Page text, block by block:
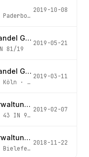
Paderborn
2019-10-08
Huth & Stammel Getränkegroßhandel GmbH
81/19
2019-05-21
Huth & Stammel Getränkegroßhandel GmbH
Köln · Az.
2019-03-11
Andreas Wessels Vermögensverwaltungs UG (haftungsbeschränkt) & Co. KG
43 IN 904/18
2019-02-07
Andreas Wessels Vermögensverwaltungs UG (haftungsbeschränkt) & Co. KG
Bielefeld
2018-11-22